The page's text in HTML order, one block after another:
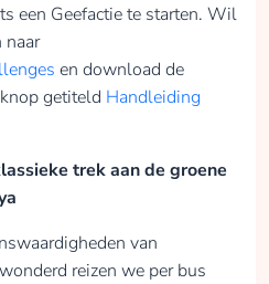
een Geefactie te starten. Wil
naar
en download de
getiteld Handleiding
trek aan de groene
van
reizen we per bus